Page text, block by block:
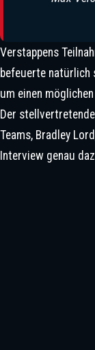
Verstappen-
Throwback
Des
Melbourne
Verstappens
befeuerte natürlich
um einen
Der
Teams, Bradley
Interview genau